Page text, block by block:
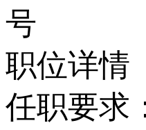
号
职位详情
任职要求